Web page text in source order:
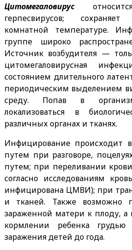
Цитомегаловирус
герпесвирусов;
комнатной температуре.
группе широко
Источник возбудителя —
цитомегаловирусная
состоянием длительного
периодическим выделением
среду. Попав в
локализоваться в
различных органах и тканях.
Инфицирование происходит
путем при разговоре,
путем; при переливании
согласно исследованиям
инфицирована ЦМВИ); при
и тканей. Также возможно
зараженной матери к плоду,
кормлении ребенка
заражения детей до года.